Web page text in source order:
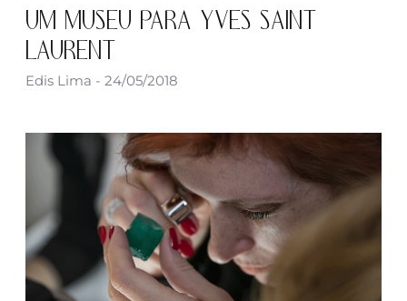
UM MUSEU PARA YVES SAINT
LAURENT
Edis Lima 24/05/2018